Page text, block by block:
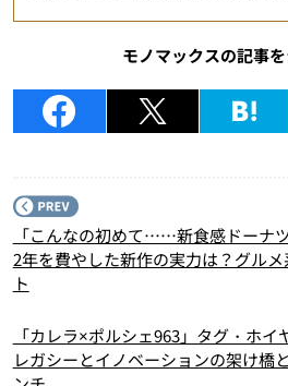
モノマックスの記事
「こんなの初めて……新食感ドーナ
2年を費やした新作の実力は？グル
ト
「カレラ×ポルシェ963」タグ・ホ
レガシーとイノベーションの架け橋